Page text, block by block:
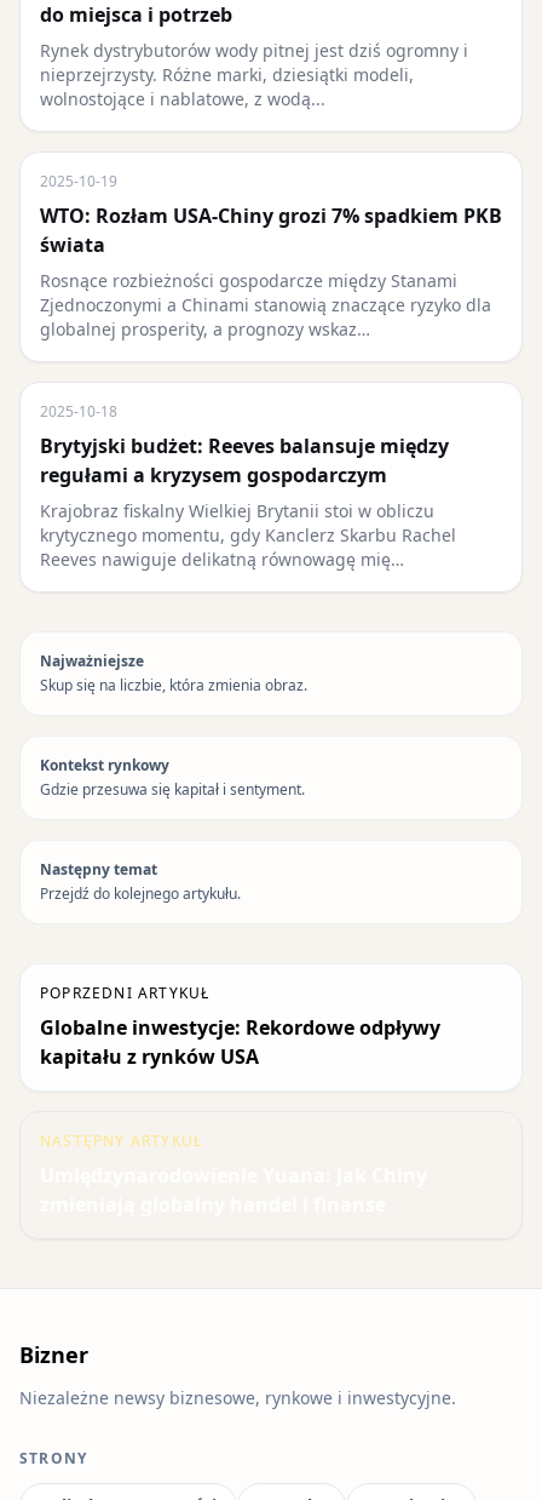
do miejsca i potrzeb
Rynek dystrybutorów wody pitnej jest dziś ogromny i
nieprzejrzysty. Różne marki, dziesiątki modeli,
wolnostojące i nablatowe, z wodą...
2025-10-19
WTO: Rozłam USA-Chiny grozi 7% spadkiem PKB
świata
Rosnące rozbieżności gospodarcze między Stanami
Zjednoczonymi a Chinami stanowią znaczące ryzyko dla
globalnej prosperity, a prognozy wskaz…
2025-10-18
Brytyjski budżet: Reeves balansuje między
regułami a kryzysem gospodarczym
Krajobraz fiskalny Wielkiej Brytanii stoi w obliczu
krytycznego momentu, gdy Kanclerz Skarbu Rachel
Reeves nawiguje delikatną równowagę mię…
Najważniejsze
Skup się na liczbie, która zmienia obraz.
Kontekst rynkowy
Gdzie przesuwa się kapitał i sentyment.
Następny temat
Przejdź do kolejnego artykułu.
POPRZEDNI ARTYKUŁ
Globalne inwestycje: Rekordowe odpływy
kapitału z rynków USA
NASTĘPNY ARTYKUŁ
Bizner
Niezależne newsy biznesowe, rynkowe i inwestycyjne.
STRONY